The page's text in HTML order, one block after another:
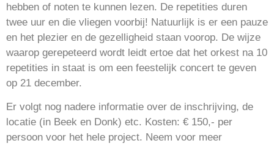
hebben of noten te kunnen lezen. De repetities duren
twee uur en die vliegen voorbij! Natuurlijk is er een pauze
en het plezier en de gezelligheid staan voorop. De wijze
waarop gerepeteerd wordt leidt ertoe dat het orkest na 10
repetities in staat is om een feestelijk concert te geven
op 21 december.
Er volgt nog nadere informatie over de inschrijving, de
locatie (in Beek en Donk) etc. Kosten: € 150,- per
persoon voor het hele project. Neem voor meer